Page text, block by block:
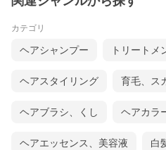
カテゴリ
ヘアシャンプー トリートメ
ヘアスタイリング 育毛、ス
ヘアブラシ、くし ヘアカラ
ヘアエッセンス、美容液 白